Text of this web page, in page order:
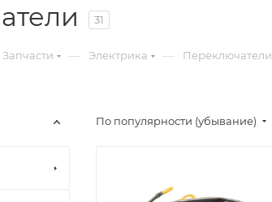
31
Запчасти — Электрика — Переключатели
По популярности (убывание)